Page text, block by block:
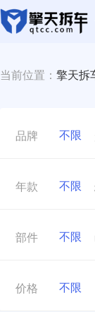
当前位置： 擎天拆
品牌 不限
年款 不限
部件 不限
价格 不限